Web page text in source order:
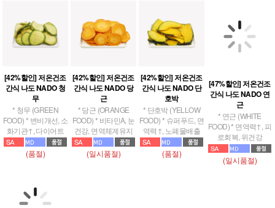
[42%할인] 저온건조
간식 나도 NADO 청
무
* 청무 (GREEN
FOOD) * 변비개선, 소
화기관↑, 다이어트
(품절)
[42%할인] 저온건조
간식 나도 NADO 당
근
* 당근 (ORANGE
FOOD) * 비타민A, 눈
건강, 면역체계유지
(일시품절)
[42%할인] 저온건조
간식 나도 NADO 단
호박
* 단호박 (YELLOW
FOOD) * 슈퍼푸드, 면
역력↑, 노폐물배출
(품절)
[47%할인] 저온건조
간식 나도 NADO 연
근
* 연근 (WHITE
FOOD) * 면역력↑, 피
로회복, 위건강
(일시품절)